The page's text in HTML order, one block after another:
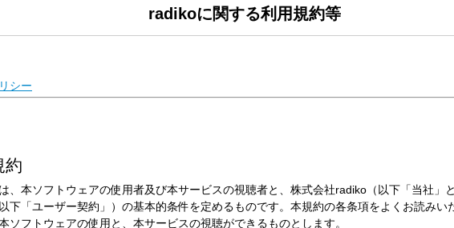
2026年1月10日（土）21:30～22:30
radikoに関する利用規約等